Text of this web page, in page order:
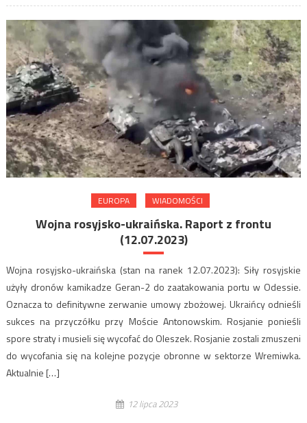
EUROPA WIADOMOŚCI
Wojna rosyjsko-ukraińska. Raport z frontu
(12.07.2023)
Wojna rosyjsko-ukraińska (stan na ranek 12.07.2023): Siły rosyjskie
użyły dronów kamikadze Geran-2 do zaatakowania portu w Odessie.
Oznacza to definitywne zerwanie umowy zbożowej. Ukraińcy odnieśli
sukces na przyczółku przy Moście Antonowskim. Rosjanie ponieśli
spore straty i musieli się wycofać do Oleszek. Rosjanie zostali zmuszeni
do wycofania się na kolejne pozycje obronne w sektorze Wremiwka.
Aktualnie […]
12 lipca 2023